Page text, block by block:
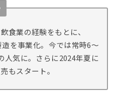
食業の経験をもとに、
を事業化。今では常時6〜
人気に。さらに2024年夏に
もスタート。